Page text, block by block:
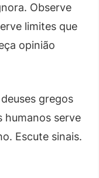
Observe
limites que
opinião
gregos
humanos serve
Escute sinais.